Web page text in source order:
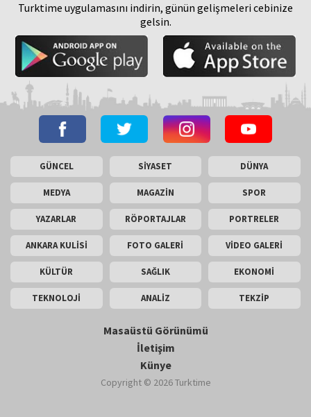
Turktime uygulamasını indirin, günün gelişmeleri cebinize
gelsin.
GÜNCEL SİYASET DÜNYA
MEDYA MAGAZİN SPOR
YAZARLAR RÖPORTAJLAR PORTRELER
ANKARA KULİSİ FOTO GALERİ VİDEO GALERİ
KÜLTÜR SAĞLIK EKONOMİ
TEKNOLOJİ ANALİZ TEKZİP
Masaüstü Görünümü
İletişim
Künye
Copyright © 2026 Turktime